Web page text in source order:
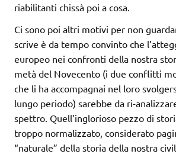
riabilitanti chissà poi a cosa.
Ci sono poi altri motivi per non
scrive è da tempo convinto che
europeo nei confronti della nostra
metà del Novecento (i due conflitti
che li ha accompagnai nel loro
lungo periodo) sarebbe da ri-
spettro. Quell’inglorioso pezzo di
troppo normalizzato, considerato
“naturale” della storia della nostra